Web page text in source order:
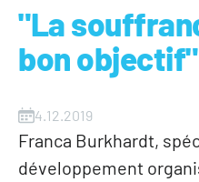
"La
bon objectif"
4.12.2019
Franca Burkhardt,
développement